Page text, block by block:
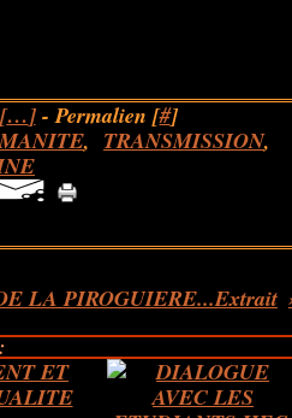
…]- Permalien [#]
, TRANSMISSION,
LA PIROGUIERE...Extrait